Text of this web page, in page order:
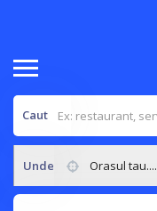
Caut
Unde Orasul tau....